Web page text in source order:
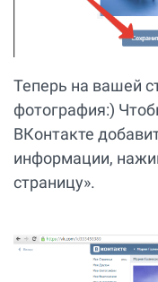
Теперь на вашей
фотография:)
ВКонтакте
информации,
страницу».